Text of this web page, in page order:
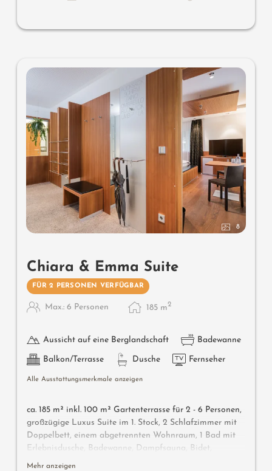
Beistelltischchen, ein Stuhl und ein Schaukelstuhl
Wissenswertes : Boxspringmatratzen und Klimaanlage
8
Chiara & Emma Suite
FÜR 2 PERSONEN VERFÜGBAR
Max.: 6 Personen 185 m2
Aussicht auf eine Berglandschaft Badewanne
Balkon/Terrasse Dusche Fernseher
Alle Ausstattungsmerkmale anzeigen
ca. 185 m² inkl. 100 m² Gartenterrasse für 2 - 6 Personen,
großzügige Luxus Suite im 1. Stock, 2 Schlafzimmer mit
Doppelbett, einem abgetrennten Wohnraum, 1 Bad mit
Erlebnisdusche, Badewanne, Dampfsauna, Bidet,
separates WC, 1 Bad mit Dusche, WC und Bidet,
Mehr anzeigen